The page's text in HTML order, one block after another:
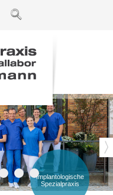
Implantologische
Spezialpraxis